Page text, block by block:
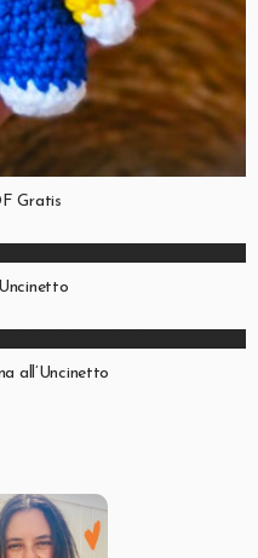
Gratis
all’Uncinetto